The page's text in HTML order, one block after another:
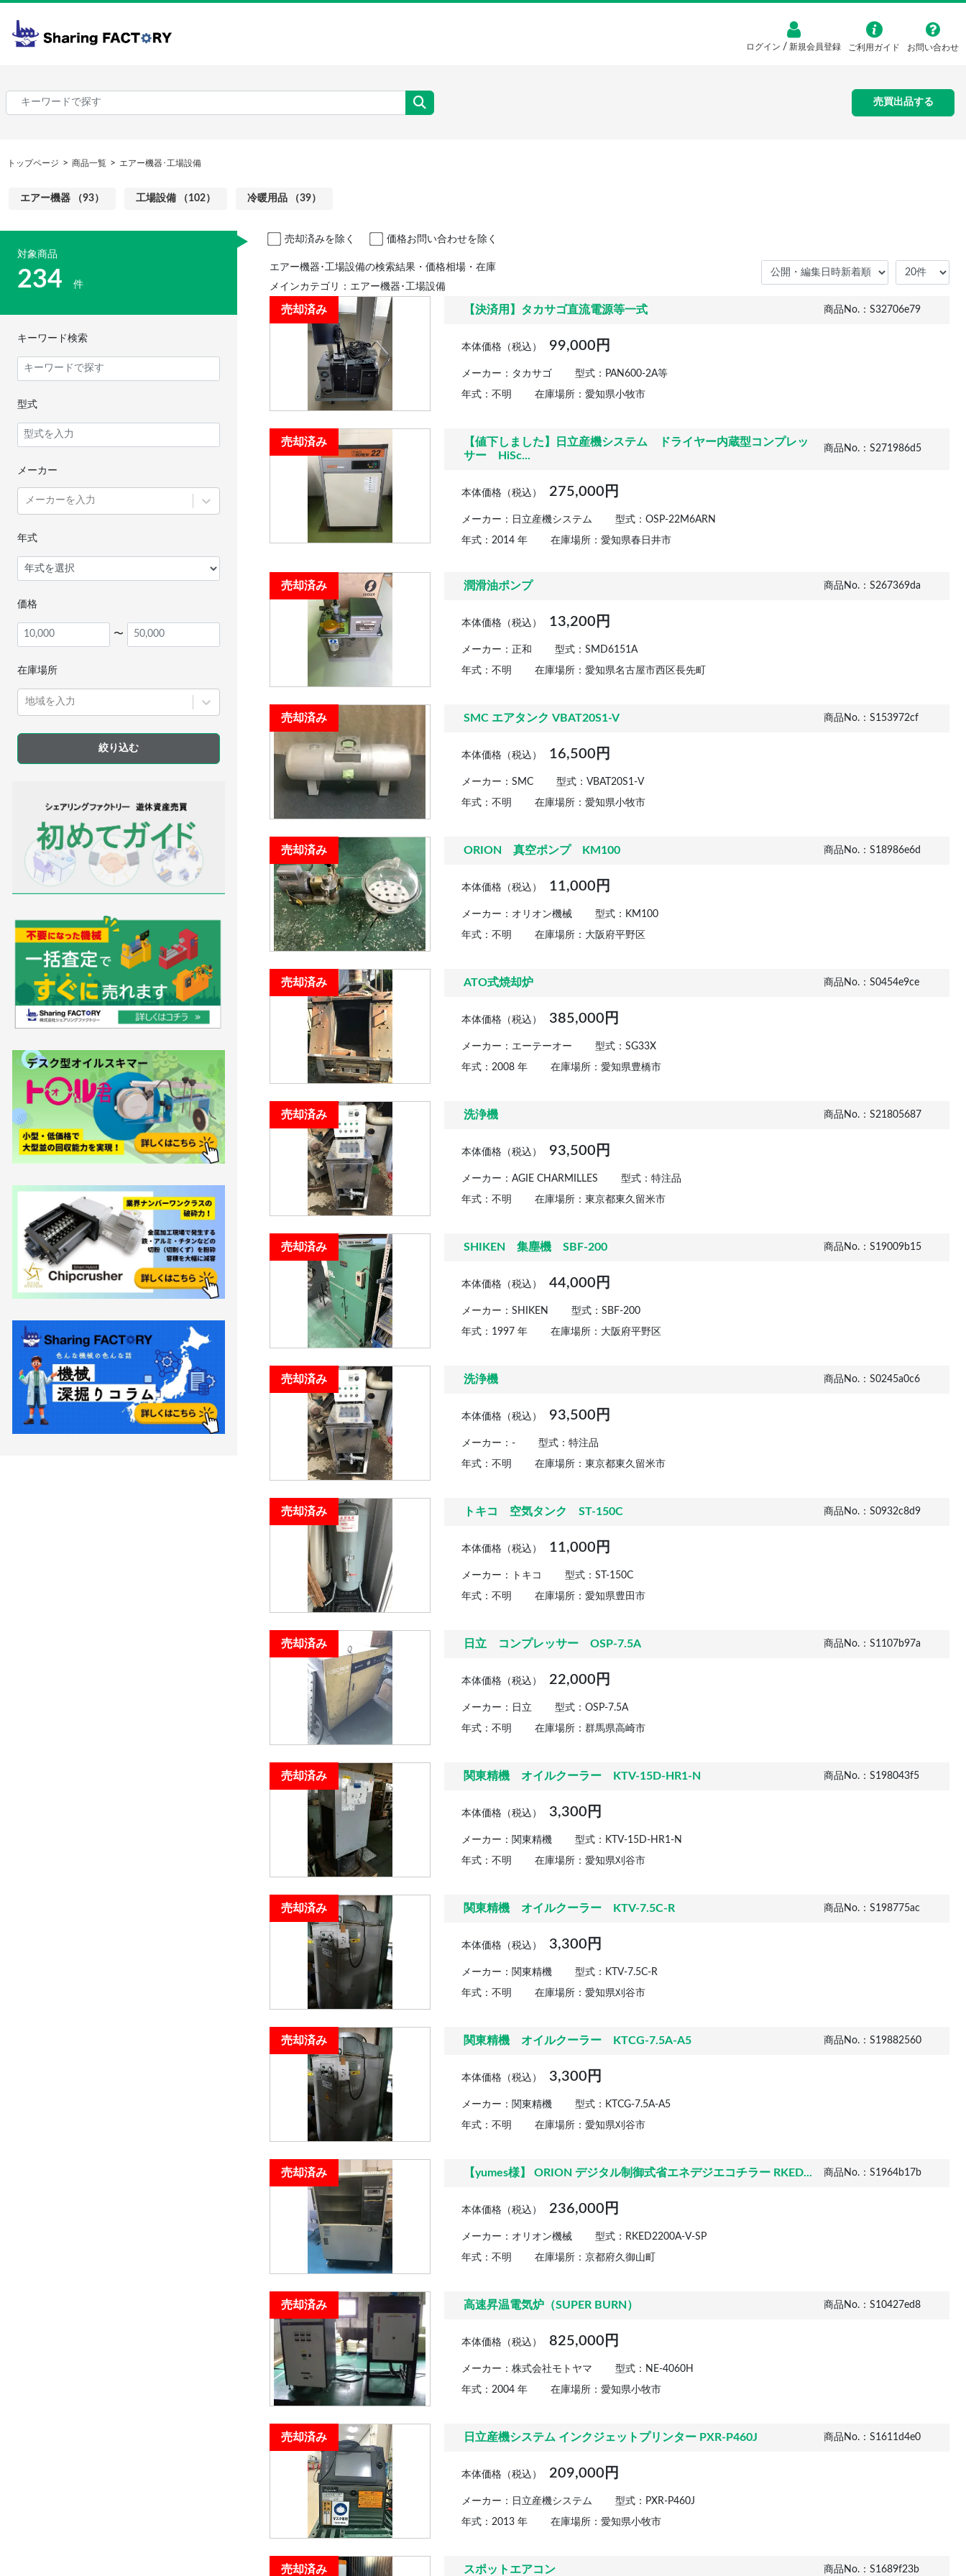
ログイン / 新規会員登録 ご利用ガイド お問い合わせ
売買出品する
トップページ 商品一覧 エアー機器･工場設備
エアー機器 （93） 工場設備 （102） 冷暖用品 （39）
売却済みを除く 価格お問い合わせを除く
エアー機器･工場設備の検索結果・価格相場・在庫
メインカテゴリ：エアー機器･工場設備
売却済み 【決済用】タカサゴ直流電源等一式 商品No.：S32706e79
本体価格（税込） 99,000円
メーカー：タカサゴ 型式：PAN600-2A等
年式：不明 在庫場所：愛知県小牧市
売却済み
【値下しました】日立産機システム ドライヤー内蔵型コンプレッ
サー HiSc...
商品No.：S271986d5
本体価格（税込） 275,000円
メーカー：日立産機システム 型式：OSP-22M6ARN
年式：2014 年 在庫場所：愛知県春日井市
売却済み 潤滑油ポンプ 商品No.：S267369da
本体価格（税込） 13,200円
メーカー：正和 型式：SMD6151A
年式：不明 在庫場所：愛知県名古屋市西区長先町
売却済み SMC エアタンク VBAT20S1-V 商品No.：S153972cf
本体価格（税込） 16,500円
メーカー：SMC 型式：VBAT20S1-V
年式：不明 在庫場所：愛知県小牧市
売却済み ORION 真空ポンプ KM100 商品No.：S18986e6d
本体価格（税込） 11,000円
メーカー：オリオン機械 型式：KM100
年式：不明 在庫場所：大阪府平野区
売却済み ATO式焼却炉 商品No.：S0454e9ce
本体価格（税込） 385,000円
メーカー：エーテーオー 型式：SG33X
年式：2008 年 在庫場所：愛知県豊橋市
売却済み 洗浄機 商品No.：S21805687
本体価格（税込） 93,500円
メーカー：AGIE CHARMILLES 型式：特注品
年式：不明 在庫場所：東京都東久留米市
売却済み SHIKEN 集塵機 SBF-200 商品No.：S19009b15
本体価格（税込） 44,000円
メーカー：SHIKEN 型式：SBF-200
年式：1997 年 在庫場所：大阪府平野区
売却済み 洗浄機 商品No.：S0245a0c6
本体価格（税込） 93,500円
メーカー：- 型式：特注品
年式：不明 在庫場所：東京都東久留米市
売却済み トキコ 空気タンク ST-150C 商品No.：S0932c8d9
本体価格（税込） 11,000円
メーカー：トキコ 型式：ST-150C
年式：不明 在庫場所：愛知県豊田市
売却済み 日立 コンプレッサー OSP-7.5A 商品No.：S1107b97a
本体価格（税込） 22,000円
メーカー：日立 型式：OSP-7.5A
年式：不明 在庫場所：群馬県高崎市
売却済み 関東精機 オイルクーラー KTV-15D-HR1-N 商品No.：S198043f5
本体価格（税込） 3,300円
メーカー：関東精機 型式：KTV-15D-HR1-N
年式：不明 在庫場所：愛知県刈谷市
売却済み 関東精機 オイルクーラー KTV-7.5C-R 商品No.：S198775ac
本体価格（税込） 3,300円
メーカー：関東精機 型式：KTV-7.5C-R
年式：不明 在庫場所：愛知県刈谷市
売却済み 関東精機 オイルクーラー KTCG-7.5A-A5 商品No.：S19882560
本体価格（税込） 3,300円
メーカー：関東精機 型式：KTCG-7.5A-A5
年式：不明 在庫場所：愛知県刈谷市
売却済み 【yumes様】 ORION デジタル制御式省エネデジエコチラー RKED... 商品No.：S1964b17b
本体価格（税込） 236,000円
メーカー：オリオン機械 型式：RKED2200A-V-SP
年式：不明 在庫場所：京都府久御山町
売却済み 高速昇温電気炉（SUPER BURN） 商品No.：S10427ed8
本体価格（税込） 825,000円
メーカー：株式会社モトヤマ 型式：NE-4060H
年式：2004 年 在庫場所：愛知県小牧市
売却済み 日立産機システム インクジェットプリンター PXR-P460J 商品No.：S1611d4e0
本体価格（税込） 209,000円
メーカー：日立産機システム 型式：PXR-P460J
年式：2013 年 在庫場所：愛知県小牧市
売却済み スポットエアコン 商品No.：S1689f23b
対象商品
234 件
キーワード検索
型式
メーカー
メーカーを入力
年式
価格
〜
在庫場所
地域を入力